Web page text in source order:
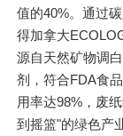
值的40%。通过
得加拿大
源自天然矿物调
剂，符合FDA食
用率达98%，废
到摇篮"的绿色产